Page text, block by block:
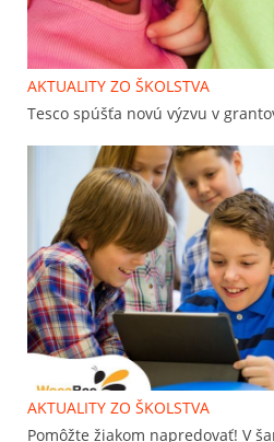
AKTUALITY ZO ŠKOLSTVA
Tesco spúšťa novú výzvu v
AKTUALITY ZO ŠKOLSTVA
Pomôžte žiakom napredovať! V